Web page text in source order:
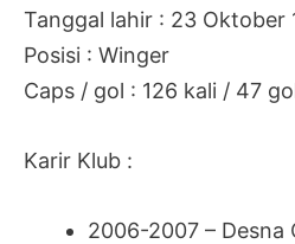
Tanggal lahir : 23 Oktober
Posisi : Winger
Caps / gol : 126 kali / 47
Karir Klub :
2006-2007 – Desna